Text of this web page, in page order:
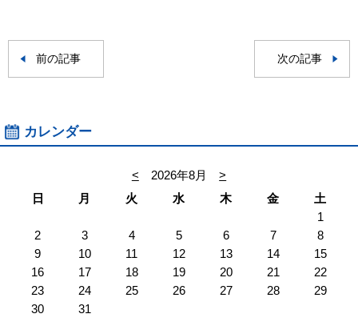
前の記事 次の記事
カレンダー
< 2026年8月
>
日
月 火 水 木 金
土
1
2
3 4 5 6 7
8
9
10 11 12 13 14
15
16
17 18 19 20 21
22
23
24 25 26 27 28
29
30
31